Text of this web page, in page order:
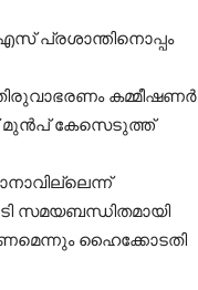
എസ് പ്രശാന്തിനൊപ്പം
കമ്മീഷണര്‍
ന് മുന്‍പ് കേസെടുത്ത്
സമയബന്ധിതമായി
ഹൈക്കോടതി